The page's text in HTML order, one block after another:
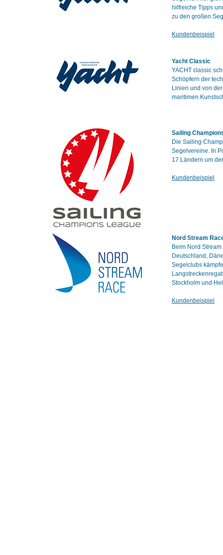
hilfreiche Tipps
zu den großen
Kundenbeispiel
Yacht Classic
YACHT classic
Schöpfern der
Linien und von
maritimen
Sailing
Die Sailing
Segelvereine. In
17 Ländern um
Kundenbeispiel
Nord Stream
Beim Nord
Deutschland,
Segelclubs
Stockholm und
Kundenbeispiel